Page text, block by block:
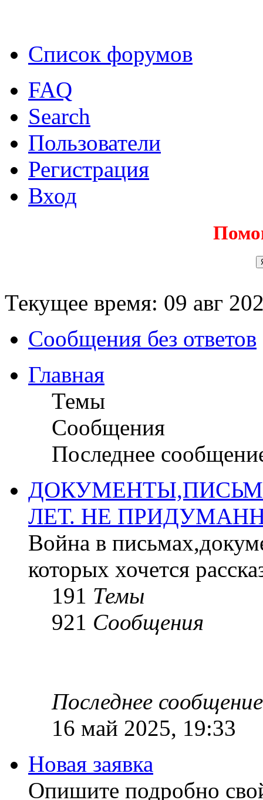
Список форумов
FAQ
Search
Пользователи
Регистрация
Вход
Текущее время: 09 авг
Сообщения без ответов
Главная
Темы
Сообщения
Последнее
ЛЕТ. НЕ
Война в
которых хочется
191 Темы
921 Сообщения
Последнее сообщение
16 май 2025, 19:33
Новая заявка
Опишите подробно